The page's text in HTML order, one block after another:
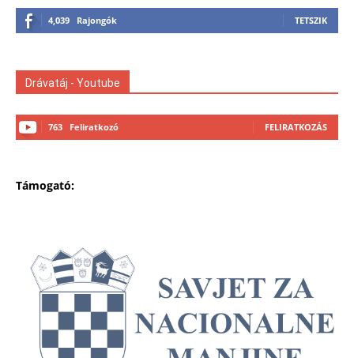
4,039 Rajongók TETSZIK
Drávatáj - Youtube
763 Feliratkozó FELIRATKOZÁS
Támogató: